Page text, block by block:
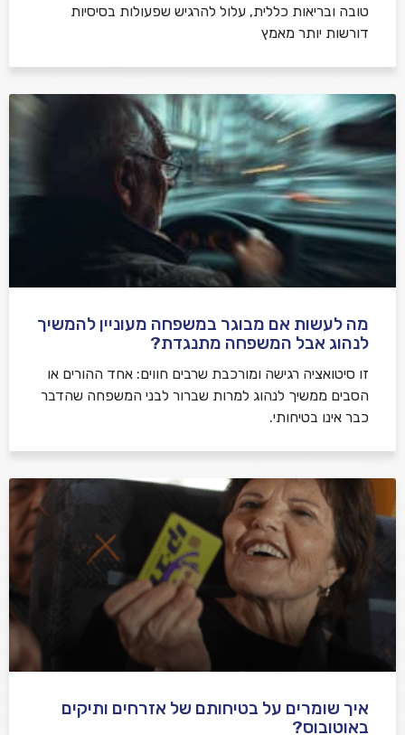
טובה ובריאות כללית, עלול להרגיש שפעולות בסיסיות
דורשות יותר מאמץ
מה לעשות אם מבוגר במשפחה מעוניין להמשיך
לנהוג אבל המשפחה מתנגדת?
זו סיטואציה רגישה ומורכבת שרבים חווים: אחד ההורים או
הסבים ממשיך לנהוג למרות שברור לבני המשפחה שהדבר
כבר אינו בטיחותי.
איך שומרים על בטיחותם של אזרחים ותיקים
באוטובוס?